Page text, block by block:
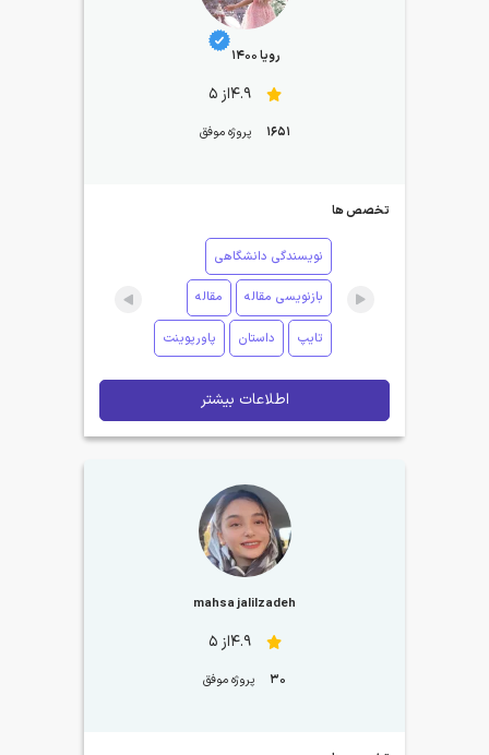
رویا 1400
4.9از 5
1651 پروژه موفق
تخصص ها
نویسندگی دانشگاهی
بازنویسی مقاله مقاله
تایپ داستان پاورپوینت
اطلاعات بیشتر
mahsa jalilzadeh
4.9از 5
30 پروژه موفق